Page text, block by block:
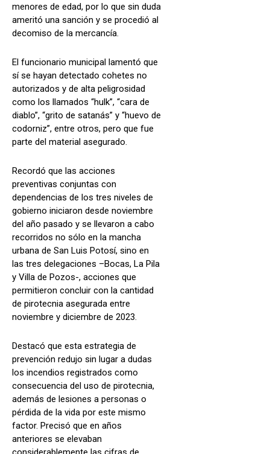
menores de edad, por lo que sin duda
ameritó una sanción y se procedió al
decomiso de la mercancía.
El funcionario municipal lamentó que
sí se hayan detectado cohetes no
autorizados y de alta peligrosidad
como los llamados “hulk”, “cara de
diablo”, “grito de satanás” y “huevo de
codorniz”, entre otros, pero que fue
parte del material asegurado.
Recordó que las acciones
preventivas conjuntas con
dependencias de los tres niveles de
gobierno iniciaron desde noviembre
del año pasado y se llevaron a cabo
recorridos no sólo en la mancha
urbana de San Luis Potosí, sino en
las tres delegaciones –Bocas, La Pila
y Villa de Pozos-, acciones que
permitieron concluir con la cantidad
de pirotecnia asegurada entre
noviembre y diciembre de 2023.
Destacó que esta estrategia de
prevención redujo sin lugar a dudas
los incendios registrados como
consecuencia del uso de pirotecnia,
además de lesiones a personas o
pérdida de la vida por este mismo
factor. Precisó que en años
anteriores se elevaban